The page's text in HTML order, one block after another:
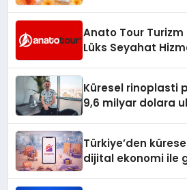
Anato Tour Turizm
Lüks Seyahat
Küresel rinoplasti
9,6 milyar dolara
Türkiye’den
dijital ekonomi ile